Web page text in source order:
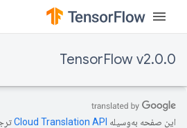
TensorFlow v2.0.0
این صفحه به‌وسیله